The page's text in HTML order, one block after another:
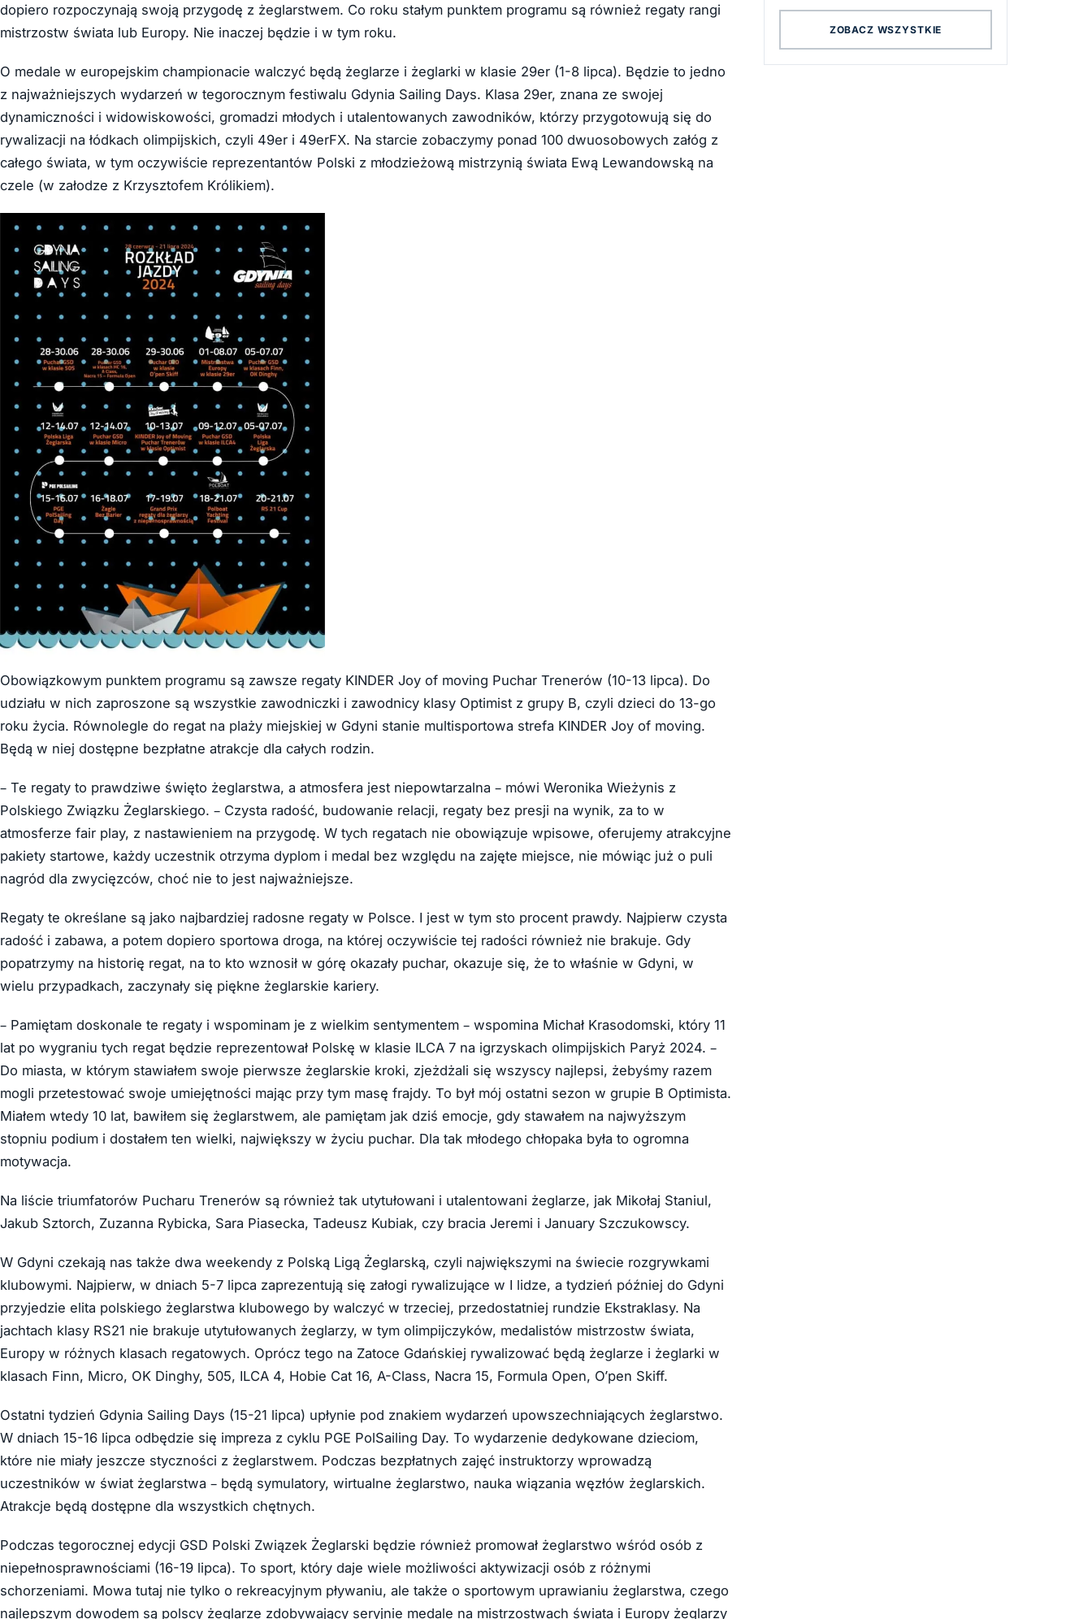
dopiero rozpoczynają swoją przygodę z żeglarstwem. Co roku stałym punktem programu są również regaty rangi
mistrzostw świata lub Europy. Nie inaczej będzie i w tym roku.
O medale w europejskim championacie walczyć będą żeglarze i żeglarki w klasie 29er (1-8 lipca). Będzie to jedno
z najważniejszych wydarzeń w tegorocznym festiwalu Gdynia Sailing Days. Klasa 29er, znana ze swojej
dynamiczności i widowiskowości, gromadzi młodych i utalentowanych zawodników, którzy przygotowują się do
rywalizacji na łódkach olimpijskich, czyli 49er i 49erFX. Na starcie zobaczymy ponad 100 dwuosobowych załóg z
całego świata, w tym oczywiście reprezentantów Polski z młodzieżową mistrzynią świata Ewą Lewandowską na
czele (w załodze z Krzysztofem Królikiem).
Obowiązkowym punktem programu są zawsze regaty KINDER Joy of moving Puchar Trenerów (10-13 lipca). Do
udziału w nich zaproszone są wszystkie zawodniczki i zawodnicy klasy Optimist z grupy B, czyli dzieci do 13-go
roku życia. Równolegle do regat na plaży miejskiej w Gdyni stanie multisportowa strefa KINDER Joy of moving.
Będą w niej dostępne bezpłatne atrakcje dla całych rodzin.
– Te regaty to prawdziwe święto żeglarstwa, a atmosfera jest niepowtarzalna – mówi Weronika Wieżynis z
Polskiego Związku Żeglarskiego. – Czysta radość, budowanie relacji, regaty bez presji na wynik, za to w
atmosferze fair play, z nastawieniem na przygodę. W tych regatach nie obowiązuje wpisowe, oferujemy atrakcyjne
pakiety startowe, każdy uczestnik otrzyma dyplom i medal bez względu na zajęte miejsce, nie mówiąc już o puli
nagród dla zwycięzców, choć nie to jest najważniejsze.
Regaty te określane są jako najbardziej radosne regaty w Polsce. I jest w tym sto procent prawdy. Najpierw czysta
radość i zabawa, a potem dopiero sportowa droga, na której oczywiście tej radości również nie brakuje. Gdy
popatrzymy na historię regat, na to kto wznosił w górę okazały puchar, okazuje się, że to właśnie w Gdyni, w
wielu przypadkach, zaczynały się piękne żeglarskie kariery.
– Pamiętam doskonale te regaty i wspominam je z wielkim sentymentem – wspomina Michał Krasodomski, który 11
lat po wygraniu tych regat będzie reprezentował Polskę w klasie ILCA 7 na igrzyskach olimpijskich Paryż 2024. –
Do miasta, w którym stawiałem swoje pierwsze żeglarskie kroki, zjeżdżali się wszyscy najlepsi, żebyśmy razem
mogli przetestować swoje umiejętności mając przy tym masę frajdy. To był mój ostatni sezon w grupie B Optimista.
Miałem wtedy 10 lat, bawiłem się żeglarstwem, ale pamiętam jak dziś emocje, gdy stawałem na najwyższym
stopniu podium i dostałem ten wielki, największy w życiu puchar. Dla tak młodego chłopaka była to ogromna
motywacja.
Na liście triumfatorów Pucharu Trenerów są również tak utytułowani i utalentowani żeglarze, jak Mikołaj Staniul,
Jakub Sztorch, Zuzanna Rybicka, Sara Piasecka, Tadeusz Kubiak, czy bracia Jeremi i January Szczukowscy.
W Gdyni czekają nas także dwa weekendy z Polską Ligą Żeglarską, czyli największymi na świecie rozgrywkami
klubowymi. Najpierw, w dniach 5-7 lipca zaprezentują się załogi rywalizujące w I lidze, a tydzień później do Gdyni
przyjedzie elita polskiego żeglarstwa klubowego by walczyć w trzeciej, przedostatniej rundzie Ekstraklasy. Na
jachtach klasy RS21 nie brakuje utytułowanych żeglarzy, w tym olimpijczyków, medalistów mistrzostw świata,
Europy w różnych klasach regatowych. Oprócz tego na Zatoce Gdańskiej rywalizować będą żeglarze i żeglarki w
klasach Finn, Micro, OK Dinghy, 505, ILCA 4, Hobie Cat 16, A-Class, Nacra 15, Formula Open, O’pen Skiff.
Ostatni tydzień Gdynia Sailing Days (15-21 lipca) upłynie pod znakiem wydarzeń upowszechniających żeglarstwo.
W dniach 15-16 lipca odbędzie się impreza z cyklu PGE PolSailing Day. To wydarzenie dedykowane dzieciom,
które nie miały jeszcze styczności z żeglarstwem. Podczas bezpłatnych zajęć instruktorzy wprowadzą
uczestników w świat żeglarstwa – będą symulatory, wirtualne żeglarstwo, nauka wiązania węzłów żeglarskich.
Atrakcje będą dostępne dla wszystkich chętnych.
Podczas tegorocznej edycji GSD Polski Związek Żeglarski będzie również promował żeglarstwo wśród osób z
niepełnosprawnościami (16-19 lipca). To sport, który daje wiele możliwości aktywizacji osób z różnymi
schorzeniami. Mowa tutaj nie tylko o rekreacyjnym pływaniu, ale także o sportowym uprawianiu żeglarstwa, czego
najlepszym dowodem są polscy żeglarze zdobywający seryjnie medale na mistrzostwach świata i Europy żeglarzy
ZOBACZ WSZYSTKIE